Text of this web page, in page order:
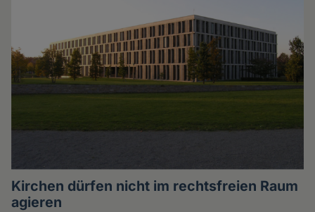
Kirchen dürfen nicht im rechtsfreien Raum
agieren